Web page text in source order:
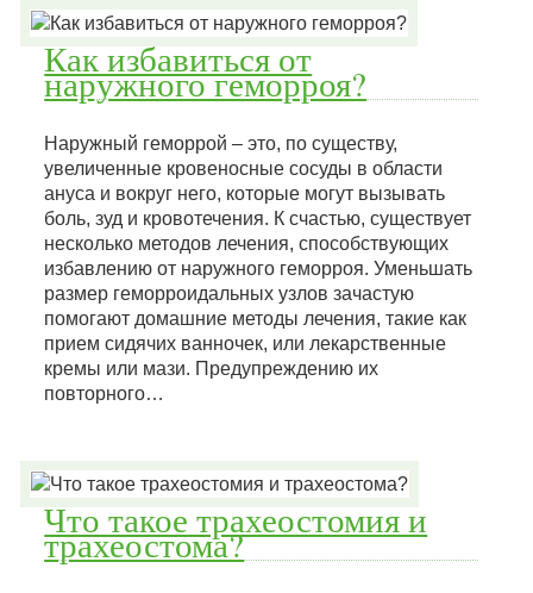
Как избавиться от
наружного геморроя?
Наружный геморрой – это, по существу,
увеличенные кровеносные сосуды в области
ануса и вокруг него, которые могут вызывать
боль, зуд и кровотечения. К счастью, существует
несколько методов лечения, способствующих
избавлению от наружного геморроя. Уменьшать
размер геморроидальных узлов зачастую
помогают домашние методы лечения, такие как
прием сидячих ванночек, или лекарственные
кремы или мази. Предупреждению их
повторного…
Что такое трахеостомия и
трахеостома?